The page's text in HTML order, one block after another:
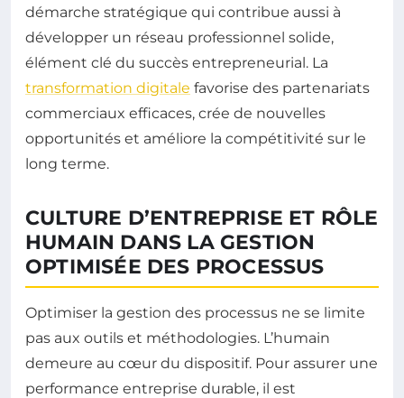
démarche stratégique qui contribue aussi à
développer un réseau professionnel solide,
élément clé du succès entrepreneurial. La
transformation digitale favorise des partenariats
commerciaux efficaces, crée de nouvelles
opportunités et améliore la compétitivité sur le
long terme.
CULTURE D’ENTREPRISE ET RÔLE
HUMAIN DANS LA GESTION
OPTIMISÉE DES PROCESSUS
Optimiser la gestion des processus ne se limite
pas aux outils et méthodologies. L’humain
demeure au cœur du dispositif. Pour assurer une
performance entreprise durable, il est